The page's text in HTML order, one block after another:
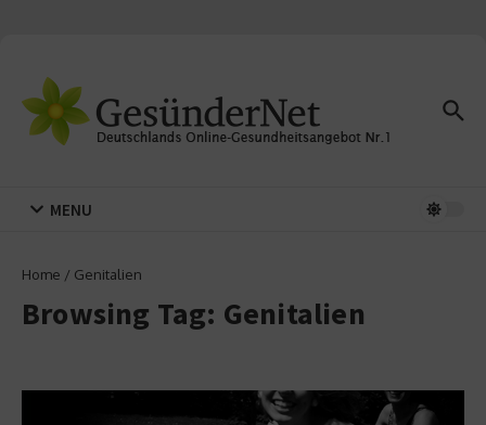
MENU
Home / Genitalien
Browsing Tag: Genitalien